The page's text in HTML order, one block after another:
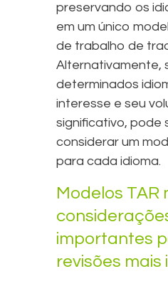
preservando os
em um único
de trabalho de
Alternativamente,
determinados
interesse e seu
significativo, pode
considerar um
para cada idioma.
Modelos TAR
importantes
revisões